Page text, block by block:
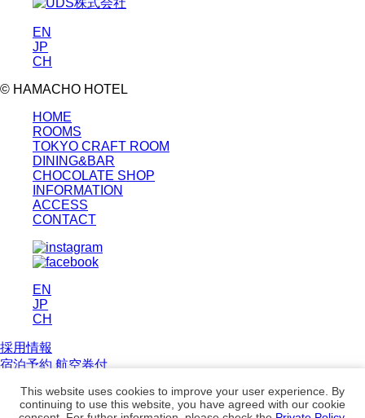
EN
JP
CH
© HAMACHO HOTEL
HOME
ROOMS
TOKYO CRAFT ROOM
DINING&BAR
CHOCOLATE SHOP
INFORMATION
ACCESS
CONTACT
EN
JP
CH
採用情報
宿泊予約 航空券付
宿泊予約の確認・変更
This website uses cookies to improve your user experience. By
continuing to use this website, you have agreed with our cookie